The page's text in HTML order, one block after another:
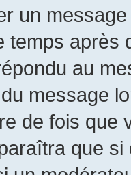
un
temps après
au
message
de fois que
que